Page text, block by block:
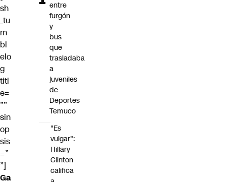
sh
_tu
m
bl
elo
g
titl
e=
””
sin
op
sis
=”
”]
Ga
entre
furgón
y
bus
que
trasladaba
a
juveniles
de
Deportes
Temuco
"Es
vulgar":
Hillary
Clinton
califica